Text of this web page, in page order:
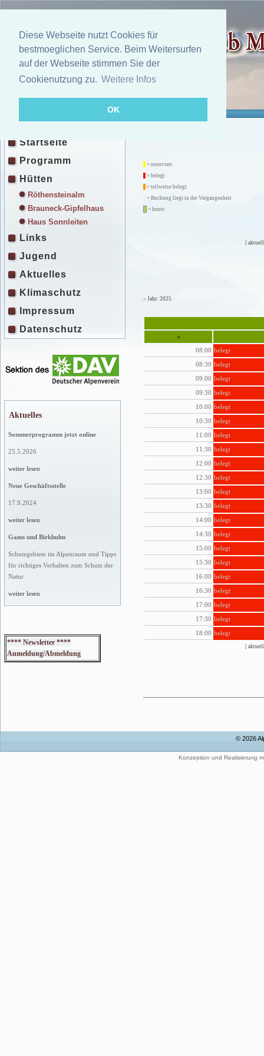
Diese Webseite nutzt Cookies für
bestmoeglichen Service. Beim Weitersurfen
auf der Webseite stimmen Sie der
Cookienutzung zu. Weitere Infos
OK
Startseite
Programm
Hütten
Röthensteinalm
Brauneck-Gipfelhaus
Haus Sonnleiten
Links
Jugend
Aktuelles
Klimaschutz
Impressum
Datenschutz
Aktuelles
Sommerprogramm jetzt online
25.5.2026
weiter lesen
Neue Geschäftsstelle
17.9.2024
weiter lesen
Gams und Birkhuhn
Schutzgebiete im Alpenraum und Tipps
für richtiges Verhalten zum Schutz der
Natur
weiter lesen
**** Newsletter ****
Anmeldung/Abmeldung
= reserviert
= belegt
= teilweise belegt
= Buchung liegt in der Vergangenheit
= heute
[
» Jahr: 2025
«
08:00 belegt
08:30 belegt
09:00 belegt
09:30 belegt
10:00 belegt
10:30 belegt
11:00 belegt
11:30 belegt
12:00 belegt
12:30 belegt
13:00 belegt
13:30 belegt
14:00 belegt
14:30 belegt
15:00 belegt
15:30 belegt
16:00 belegt
16:30 belegt
17:00 belegt
17:30 belegt
18:00 belegt
[
© 2026
Konzeption und Realisierung